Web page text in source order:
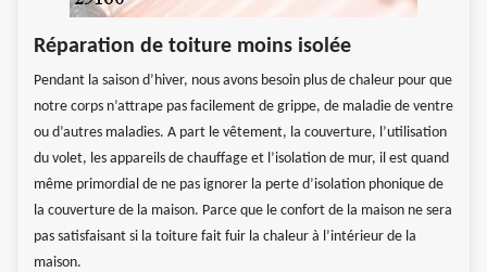
Réparation de toiture moins isolée
Pendant la saison d’hiver, nous avons besoin plus de chaleur pour que
notre corps n’attrape pas facilement de grippe, de maladie de ventre
ou d’autres maladies. A part le vêtement, la couverture, l’utilisation
du volet, les appareils de chauffage et l’isolation de mur, il est quand
même primordial de ne pas ignorer la perte d’isolation phonique de
la couverture de la maison. Parce que le confort de la maison ne sera
pas satisfaisant si la toiture fait fuir la chaleur à l’intérieur de la
maison.